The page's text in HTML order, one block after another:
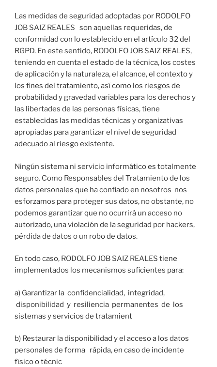
Las medidas de seguridad adoptadas por RODOLFO
JOB SAIZ REALES son aquellas requeridas, de
conformidad con lo establecido en el artículo 32 del
RGPD. En este sentido, RODOLFO JOB SAIZ REALES,
teniendo en cuenta el estado de la técnica, los costes
de aplicación y la naturaleza, el alcance, el contexto y
los fines del tratamiento, así como los riesgos de
probabilidad y gravedad variables para los derechos y
las libertades de las personas físicas, tiene
establecidas las medidas técnicas y organizativas
apropiadas para garantizar el nivel de seguridad
adecuado al riesgo existente.
Ningún sistema ni servicio informático es totalmente
seguro. Como Responsables del Tratamiento de los
datos personales que ha confiado en nosotros nos
esforzamos para proteger sus datos, no obstante, no
podemos garantizar que no ocurrirá un acceso no
autorizado, una violación de la seguridad por hackers,
pérdida de datos o un robo de datos.
En todo caso, RODOLFO JOB SAIZ REALES tiene
implementados los mecanismos suficientes para:
a) Garantizar la confidencialidad, integridad,
disponibilidad y resiliencia permanentes de los
sistemas y servicios de tratamient
b) Restaurar la disponibilidad y el acceso a los datos
personales de forma rápida, en caso de incidente
físico o técnic